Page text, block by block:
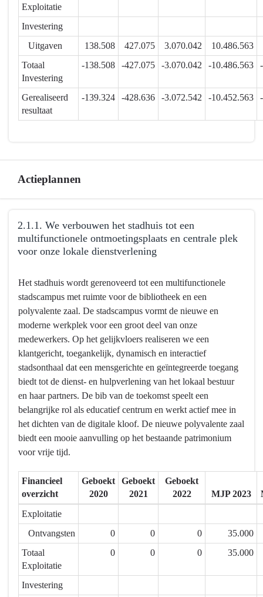
aanbod
kwalitatieve
vrijetijds-
dienstverleningsinfrastructuur
Financieel
Exploitatie
Investering
Uitgaven
138.508 427.075 3.070.042
10.486.563
Totaal
Investering
-138.508 -427.075 -3.070.042 -10.486.563
Gerealiseerd
resultaat
-139.324 -428.636 -3.072.542 -10.452.563
Actieplannen
navigatie
Mortsel
breed
aanbod
kwalitatieve
vrijetijds-
dienstverleningsinfrastructuur
Actieplannen
2.1.1. We verbouwen het stadhuis tot een
multifunctionele ontmoetingsplaats en centrale plek
voor onze lokale dienstverlening
naar
navigatie
2.1.
Mortsel
heeft
een
breed
aanbod
aan
kwalitatieve
vrijetijds-
dienstverleningsinfrastructuur
Actieplannen
2.1.1.
We
verbouwen
stadhuis
Het stadhuis wordt gerenoveerd tot een multifunctionele
stadscampus met ruimte voor de bibliotheek en een
polyvalente zaal. De stadscampus vormt de nieuwe en
moderne werkplek voor een groot deel van onze
medewerkers. Op het gelijkvloers realiseren we een
klantgericht, toegankelijk, dynamisch en interactief
stadsonthaal dat een mensgerichte en geïntegreerde toegang
biedt tot de dienst- en hulpverlening van het lokaal bestuur
en haar partners. De bib van de toekomst speelt een
belangrijke rol als educatief centrum en werkt actief mee in
het dichten van de digitale kloof. De nieuwe polyvalente zaal
biedt een mooie aanvulling op het bestaande patrimonium
voor vrije tijd.
Financieel
overzicht
Geboekt
2020
Geboekt
2021
Geboekt
2022
MJP 2023
Exploitatie
Ontvangsten
0 0 0
35.000
Totaal
Exploitatie
0 0 0 35.000
Investering